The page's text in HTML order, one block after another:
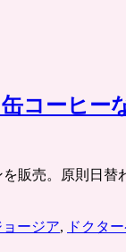
コーヒ
販売。原則日
ョージア, ドクタ